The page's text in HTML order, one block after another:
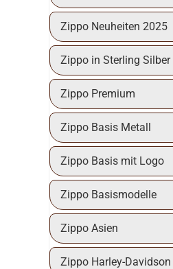
Zippo Neuheiten 2025
Zippo in Sterling Silber
Zippo Premium
Zippo Basis Metall
Zippo Basis mit Logo
Zippo Basismodelle
Zippo Asien
Zippo Harley-Davidson